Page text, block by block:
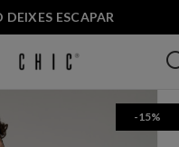
ESCAPAR
-15%